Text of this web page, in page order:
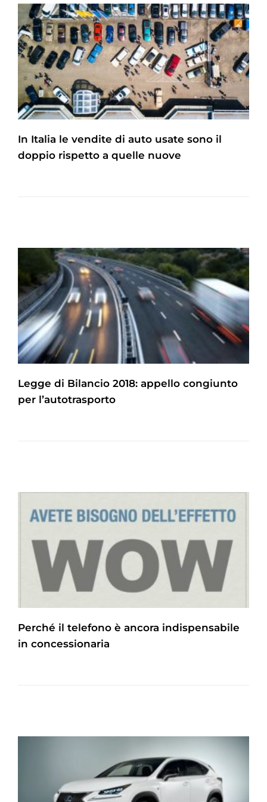
In Italia le vendite di auto usate sono il
doppio rispetto a quelle nuove
Legge di Bilancio 2018: appello congiunto
per l’autotrasporto
Perché il telefono è ancora indispensabile
in concessionaria